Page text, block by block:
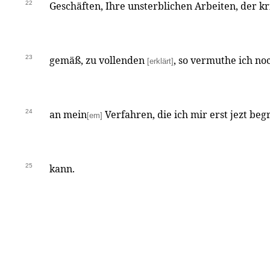
22 Geschäften, Ihre unsterblichen Arbeiten, der
23 gemäß, zu vollenden [erklärt] , so vermuthe ich
24 an mein[em] Verfahren, die ich mir erst jezt
25 kann.